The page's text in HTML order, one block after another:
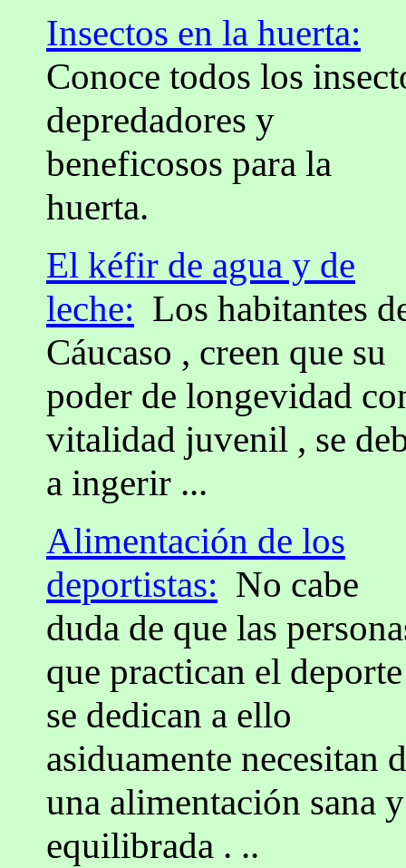
Insectos en la huerta:
Conoce todos los
depredadores y
beneficosos para la
huerta.
El kéfir de agua y de
leche: Los habitantes
Cáucaso , creen que su
poder de longevidad
vitalidad juvenil , se
a ingerir ...
Alimentación de los
deportistas: No cabe
duda de que las
que practican el
se dedican a ello
asiduamente necesitan
una alimentación sana y
equilibrada . ..